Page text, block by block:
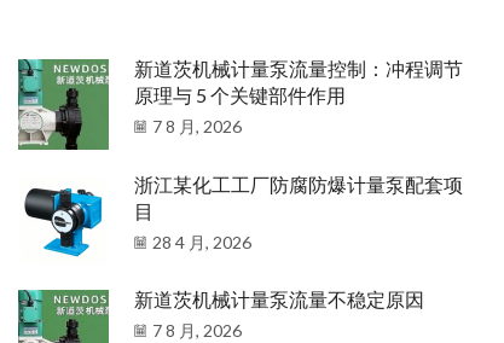
新道茨机械计量泵流量控制：冲程调节
原理与 5 个关键部件作用
7 8 月, 2026
浙江某化工工厂防腐防爆计量泵配套项
目
28 4 月, 2026
新道茨机械计量泵流量不稳定原因
7 8 月, 2026